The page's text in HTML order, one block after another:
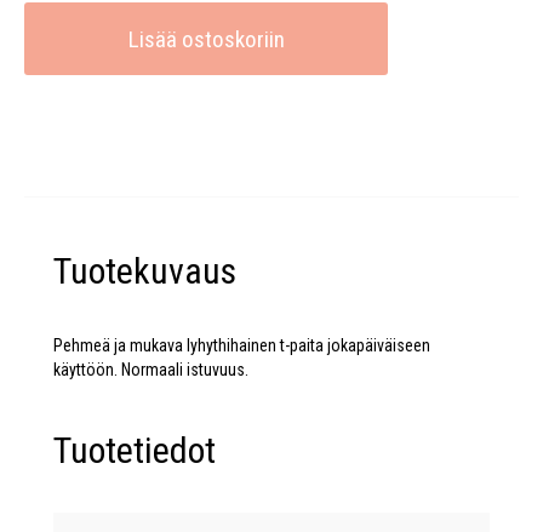
Lisää ostoskoriin
Tuotekuvaus
Pehmeä ja mukava lyhythihainen t-paita jokapäiväiseen
käyttöön. Normaali istuvuus.
Tuotetiedot